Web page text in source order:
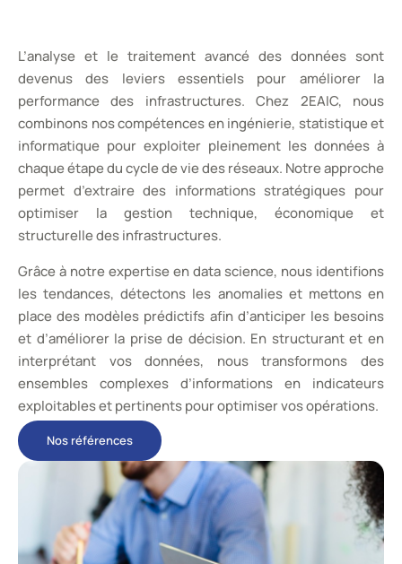
L’analyse et le traitement avancé des données sont
devenus des leviers essentiels pour améliorer la
performance des infrastructures. Chez 2EAIC, nous
combinons nos compétences en ingénierie, statistique et
informatique pour exploiter pleinement les données à
chaque étape du cycle de vie des réseaux. Notre approche
permet d’extraire des informations stratégiques pour
optimiser la gestion technique, économique et
structurelle des infrastructures.
Grâce à notre expertise en data science, nous identifions
les tendances, détectons les anomalies et mettons en
place des modèles prédictifs afin d’anticiper les besoins
et d’améliorer la prise de décision. En structurant et en
interprétant vos données, nous transformons des
ensembles complexes d’informations en indicateurs
exploitables et pertinents pour optimiser vos opérations.
Nos références